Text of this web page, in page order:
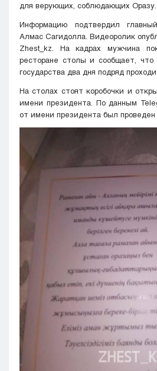
для верующих, соблюдающих Оразу.
Информацию подтвердил
Алмас Сагидолла. Видеоролик
Zhest_kz. На кадрах мужчина
ресторане столы и сообщает,
государства два дня подряд
На столах стоят коробочки и
имени президента. По данным
от имени президента был